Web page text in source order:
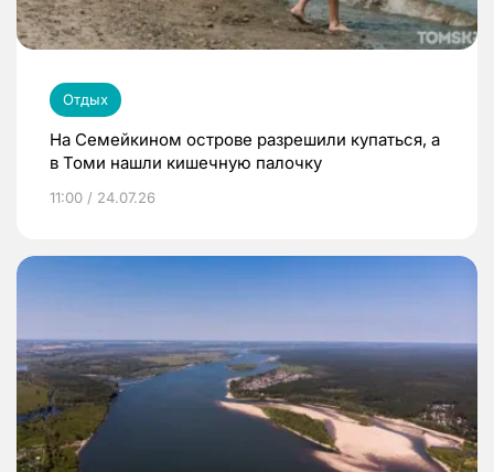
Отдых
На Семейкином острове разрешили купаться, а
в Томи нашли кишечную палочку
11:00 / 24.07.26